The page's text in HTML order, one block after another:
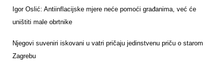
Igor Oslić: Antiinflacijske mjere neće pomoći građanima, već će
uništiti male obrtnike
Njegovi suveniri iskovani u vatri pričaju jedinstvenu priču o starom
Zagrebu